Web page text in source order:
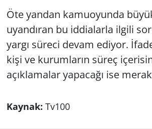
Öte yandan kamuoyunda
uyandıran bu iddialarla ilgili
yargı süreci devam ediyor.
kişi ve kurumların süreç
açıklamalar yapacağı ise
Kaynak: Tv100